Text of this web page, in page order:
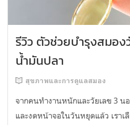
รีวิว ตัวช่วยบำรุงสมอ
น้ำมันปลา
สุขภาพและการดูแลสมอง
จากคนทำงานหนักและวัยเลข 3 น
และงดหน้าจอในวันหยุดแล้ว เราเ